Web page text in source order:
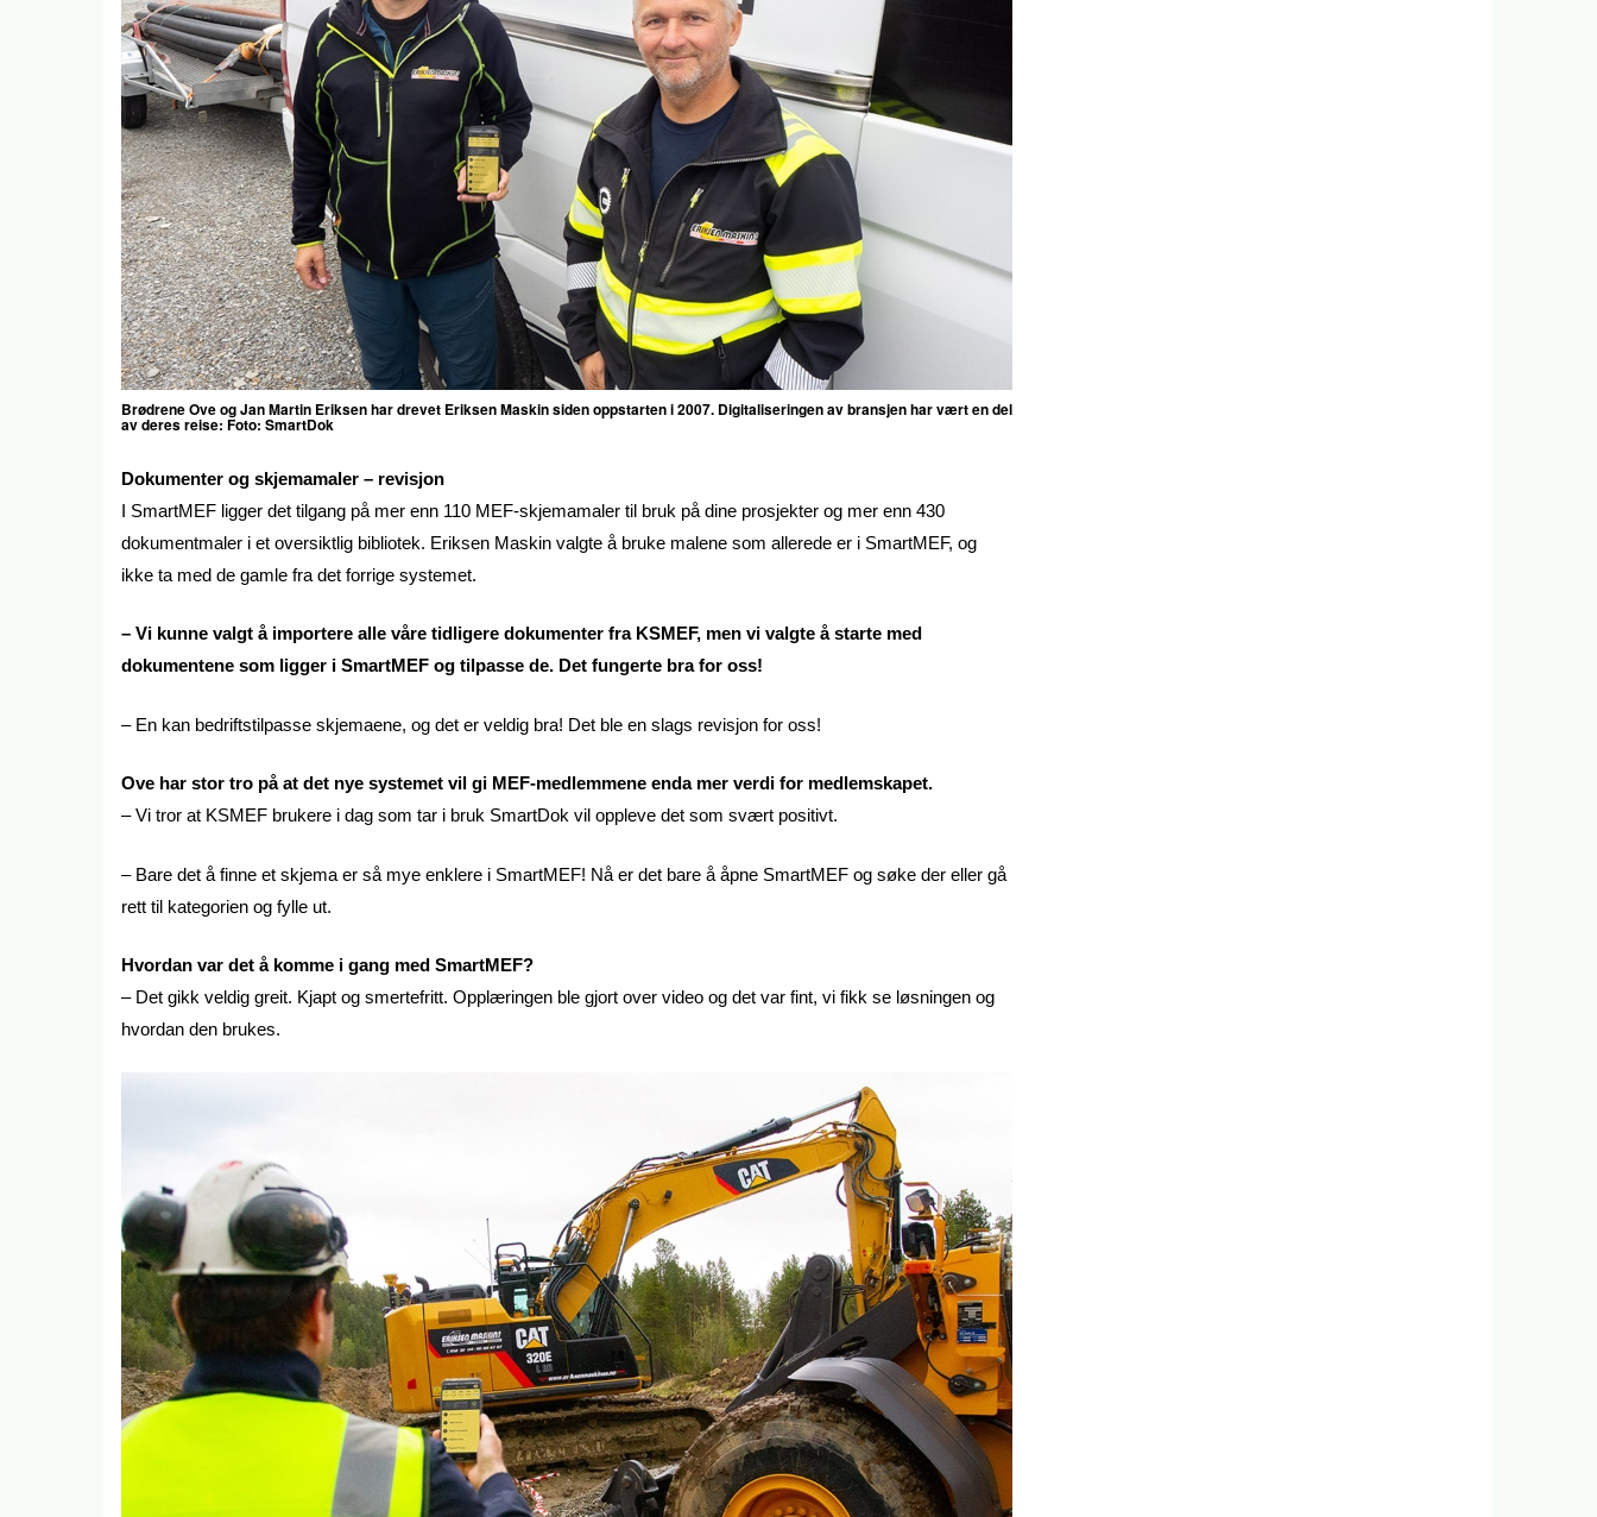
Brødrene Ove og Jan Martin Eriksen har drevet Eriksen Maskin siden oppstarten i 2007. Digitaliseringen av bransjen har vært en del
av deres reise: Foto: SmartDok
Dokumenter og skjemamaler – revisjon
I SmartMEF ligger det tilgang på mer enn 110 MEF-skjemamaler til bruk på dine prosjekter og mer enn 430
dokumentmaler i et oversiktlig bibliotek. Eriksen Maskin valgte å bruke malene som allerede er i SmartMEF, og
ikke ta med de gamle fra det forrige systemet.
– Vi kunne valgt å importere alle våre tidligere dokumenter fra KSMEF, men vi valgte å starte med
dokumentene som ligger i SmartMEF og tilpasse de. Det fungerte bra for oss!
– En kan bedriftstilpasse skjemaene, og det er veldig bra! Det ble en slags revisjon for oss!
Ove har stor tro på at det nye systemet vil gi MEF-medlemmene enda mer verdi for medlemskapet.
– Vi tror at KSMEF brukere i dag som tar i bruk SmartDok vil oppleve det som svært positivt.
– Bare det å finne et skjema er så mye enklere i SmartMEF! Nå er det bare å åpne SmartMEF og søke der eller gå
rett til kategorien og fylle ut.
Hvordan var det å komme i gang med SmartMEF?
– Det gikk veldig greit. Kjapt og smertefritt. Opplæringen ble gjort over video og det var fint, vi fikk se løsningen og
hvordan den brukes.